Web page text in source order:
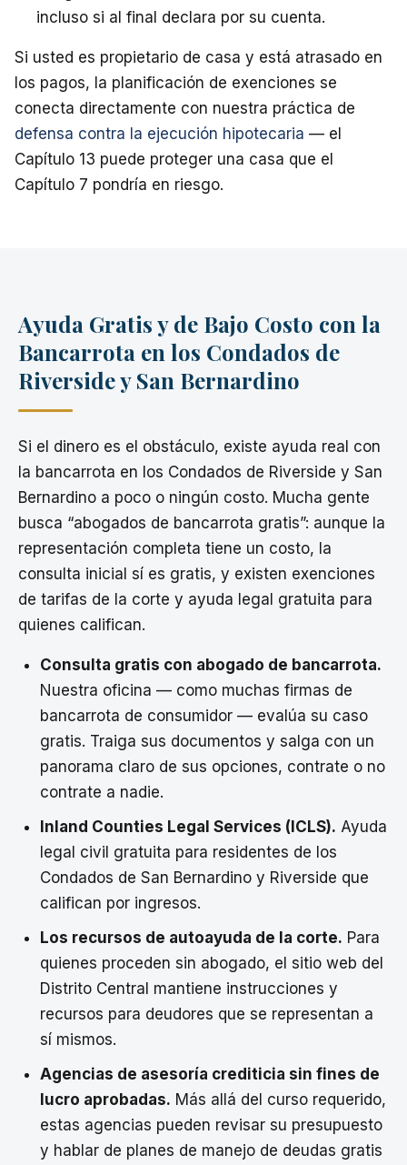
incluso si al final declara por su cuenta.
Si usted es propietario de casa y está atrasado en
los pagos, la planificación de exenciones se
conecta directamente con nuestra práctica de
defensa contra la ejecución hipotecaria — el
Capítulo 13 puede proteger una casa que el
Capítulo 7 pondría en riesgo.
Ayuda Gratis y de Bajo Costo con la
Bancarrota en los Condados de
Riverside y San Bernardino
Si el dinero es el obstáculo, existe ayuda real con
la bancarrota en los Condados de Riverside y San
Bernardino a poco o ningún costo. Mucha gente
busca “abogados de bancarrota gratis”: aunque la
representación completa tiene un costo, la
consulta inicial sí es gratis, y existen exenciones
de tarifas de la corte y ayuda legal gratuita para
quienes califican.
Consulta gratis con abogado de bancarrota.
Nuestra oficina — como muchas firmas de
bancarrota de consumidor — evalúa su caso
gratis. Traiga sus documentos y salga con un
panorama claro de sus opciones, contrate o no
contrate a nadie.
Inland Counties Legal Services (ICLS). Ayuda
legal civil gratuita para residentes de los
Condados de San Bernardino y Riverside que
califican por ingresos.
Los recursos de autoayuda de la corte. Para
quienes proceden sin abogado, el sitio web del
Distrito Central mantiene instrucciones y
recursos para deudores que se representan a
sí mismos.
Agencias de asesoría crediticia sin fines de
lucro aprobadas. Más allá del curso requerido,
estas agencias pueden revisar su presupuesto
y hablar de planes de manejo de deudas gratis